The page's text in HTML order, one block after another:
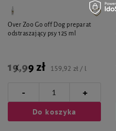
Over Zoo Go off Dog preparat
odstraszający psy 125 ml
19,99 zł 159,92 zł / l
- +
Do koszyka